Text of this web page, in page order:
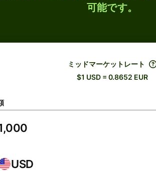
可能です。
ミッドマーケットレート
$1 USD = 0.8652 EUR
USD